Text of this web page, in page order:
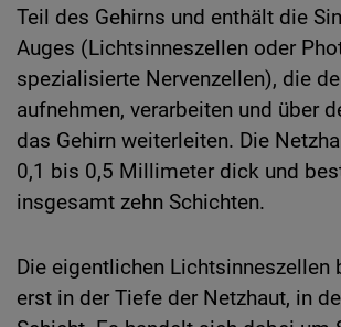
Teil des Gehirns und enthält die
Auges (Lichtsinneszellen oder
spezialisierte Nervenzellen), die
aufnehmen, verarbeiten und über
das Gehirn weiterleiten. Die
0,1 bis 0,5 Millimeter dick und
insgesamt zehn Schichten.
Die eigentlichen Lichtsinneszellen
erst in der Tiefe der Netzhaut, in